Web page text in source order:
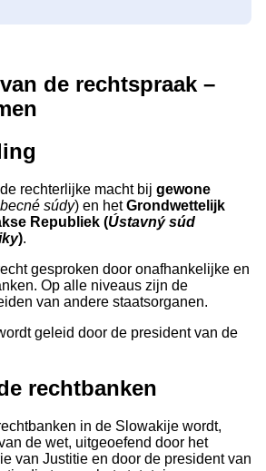
de rechtspraak –
rechterlijke macht bij gewone
súdy) en hetGrondwettelijk
Republiek (Ústavný súd
).
gesproken door onafhankelijke en
Op alle niveaus zijn de
van andere staatsorganen.
geleid door de president van de
rechtbanken
in de Slowakije wordt,
de wet, uitgeoefend door het
van Justitie en door de president van